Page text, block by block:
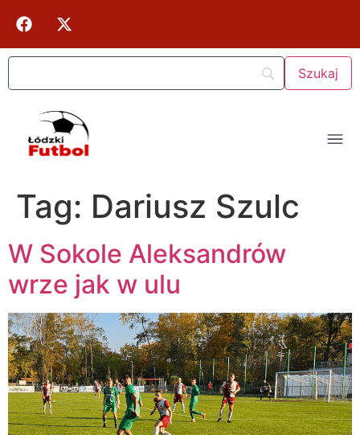
Tag: Dariusz Szulc
W Sokole Aleksandrów
wrze jak w ulu